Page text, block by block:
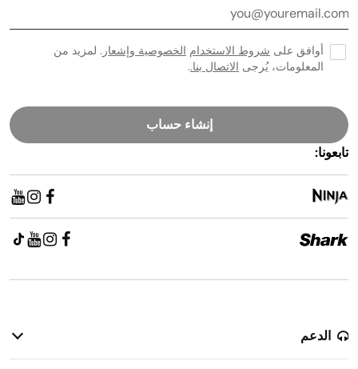
الدعم
أوافق على شروط الاستخدام الخصوصية وإشعار . لمزيد من
المعلومات، يُرجى الاتصال بنا..
إنشاء حساب
تابعونا: